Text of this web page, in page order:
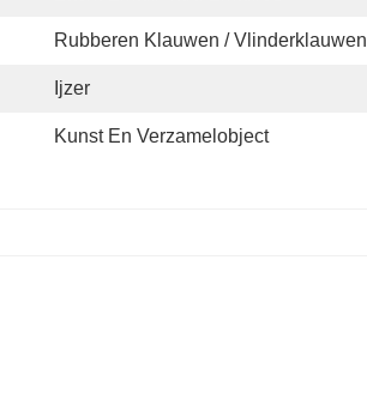
Rubberen Klauwen / Vlinderklauwen
Ijzer
Kunst En Verzamelobject